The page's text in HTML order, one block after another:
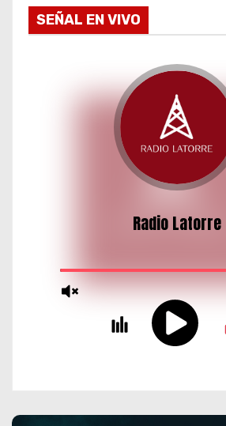
rSEÑAL EN VIVO